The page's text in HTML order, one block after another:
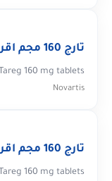
تارج 160 مجم اقراص - 28 قرص
Tareg 160 mg tablets
Novartis
تارج 160 مجم اقراص
Tareg 160 mg tablets